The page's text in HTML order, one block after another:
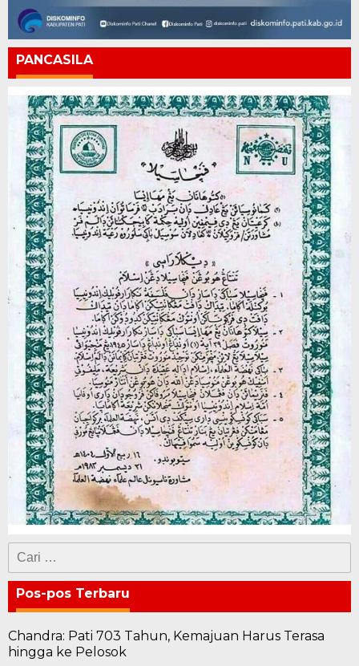
PANCASILA
Cari
untuk:
Pos-pos Terbaru
Chandra: Pati 703 Tahun, Kemajuan Harus Terasa
hingga ke Pelosok